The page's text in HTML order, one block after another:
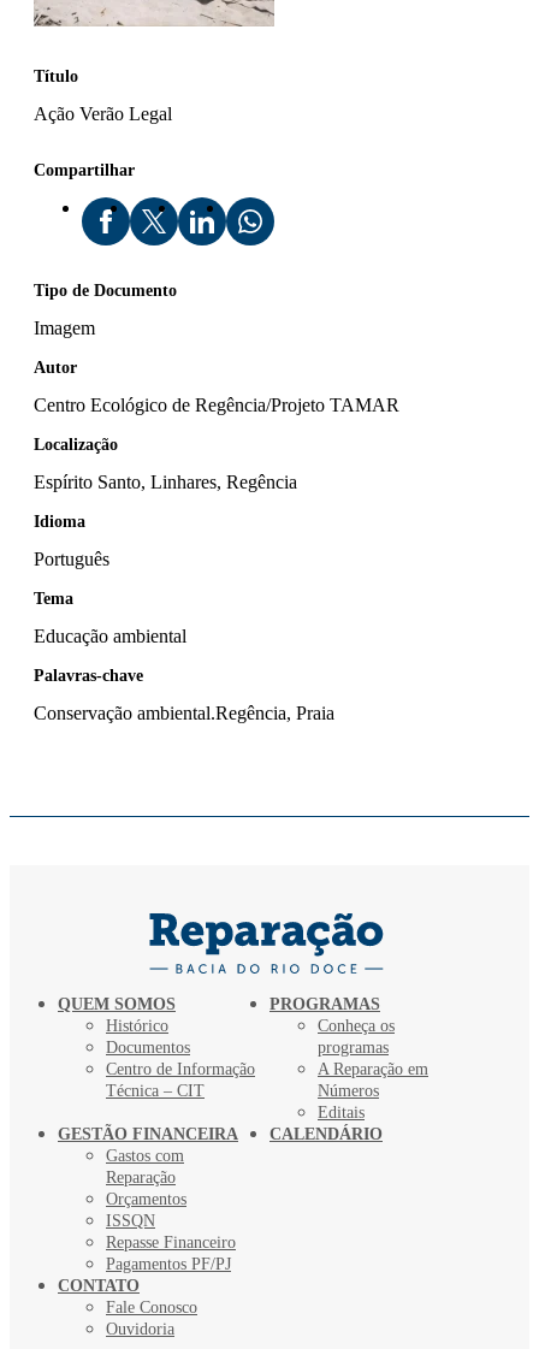
Título
Ação Verão Legal
Compartilhar
Tipo de Documento
Imagem
Autor
Centro Ecológico de Regência/Projeto TAMAR
Localização
Espírito Santo, Linhares, Regência
Idioma
Português
Tema
Educação ambiental
Palavras-chave
Conservação ambiental.Regência, Praia
QUEM SOMOS
Histórico
Documentos
Centro de Informação
Técnica – CIT
PROGRAMAS
Conheça os
programas
A Reparação em
Números
Editais
GESTÃO FINANCEIRA
Gastos com
Reparação
Orçamentos
ISSQN
Repasse Financeiro
Pagamentos PF/PJ
CALENDÁRIO
CONTATO
Fale Conosco
Ouvidoria